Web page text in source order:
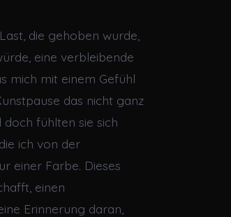
die gehoben wurde,
eine verbleibende
mich mit einem Gefühl
das nicht ganz
fühlten sie sich
ich von der
einer Farbe. Dieses
einen
Erinnerung daran,